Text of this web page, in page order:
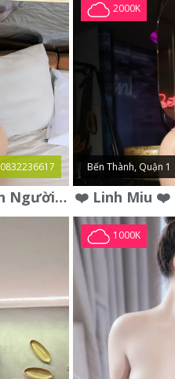
0832236617
❤️An Nhiên❤️Mỹ Nữ Vạn Người Mê,Da Trắng, Mặt Xynh, Đẹp Từng
2000K
Bến Thành, Quận 1
1000K